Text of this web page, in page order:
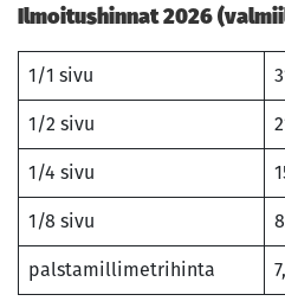
Ilmoitushinnat 2026
1/1 sivu
1/2 sivu
1/4 sivu
1/8 sivu
palstamillimetrihinta